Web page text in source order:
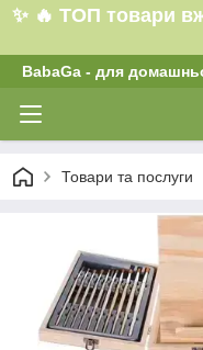
✨ 🔥 ТОП товари
BabaGa - для
Товари та послуги